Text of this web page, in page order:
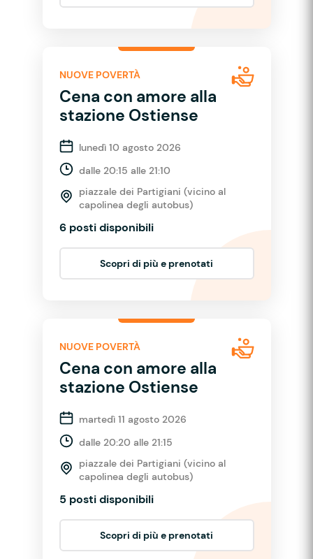
NUOVE POVERTÀ
Cena con amore alla
stazione Ostiense
lunedì 10 agosto 2026
dalle 20:15 alle 21:10
piazzale dei Partigiani (vicino al
capolinea degli autobus)
6 posti disponibili
Scopri di più e prenotati
NUOVE POVERTÀ
Cena con amore alla
stazione Ostiense
martedì 11 agosto 2026
dalle 20:20 alle 21:15
piazzale dei Partigiani (vicino al
capolinea degli autobus)
5 posti disponibili
Scopri di più e prenotati